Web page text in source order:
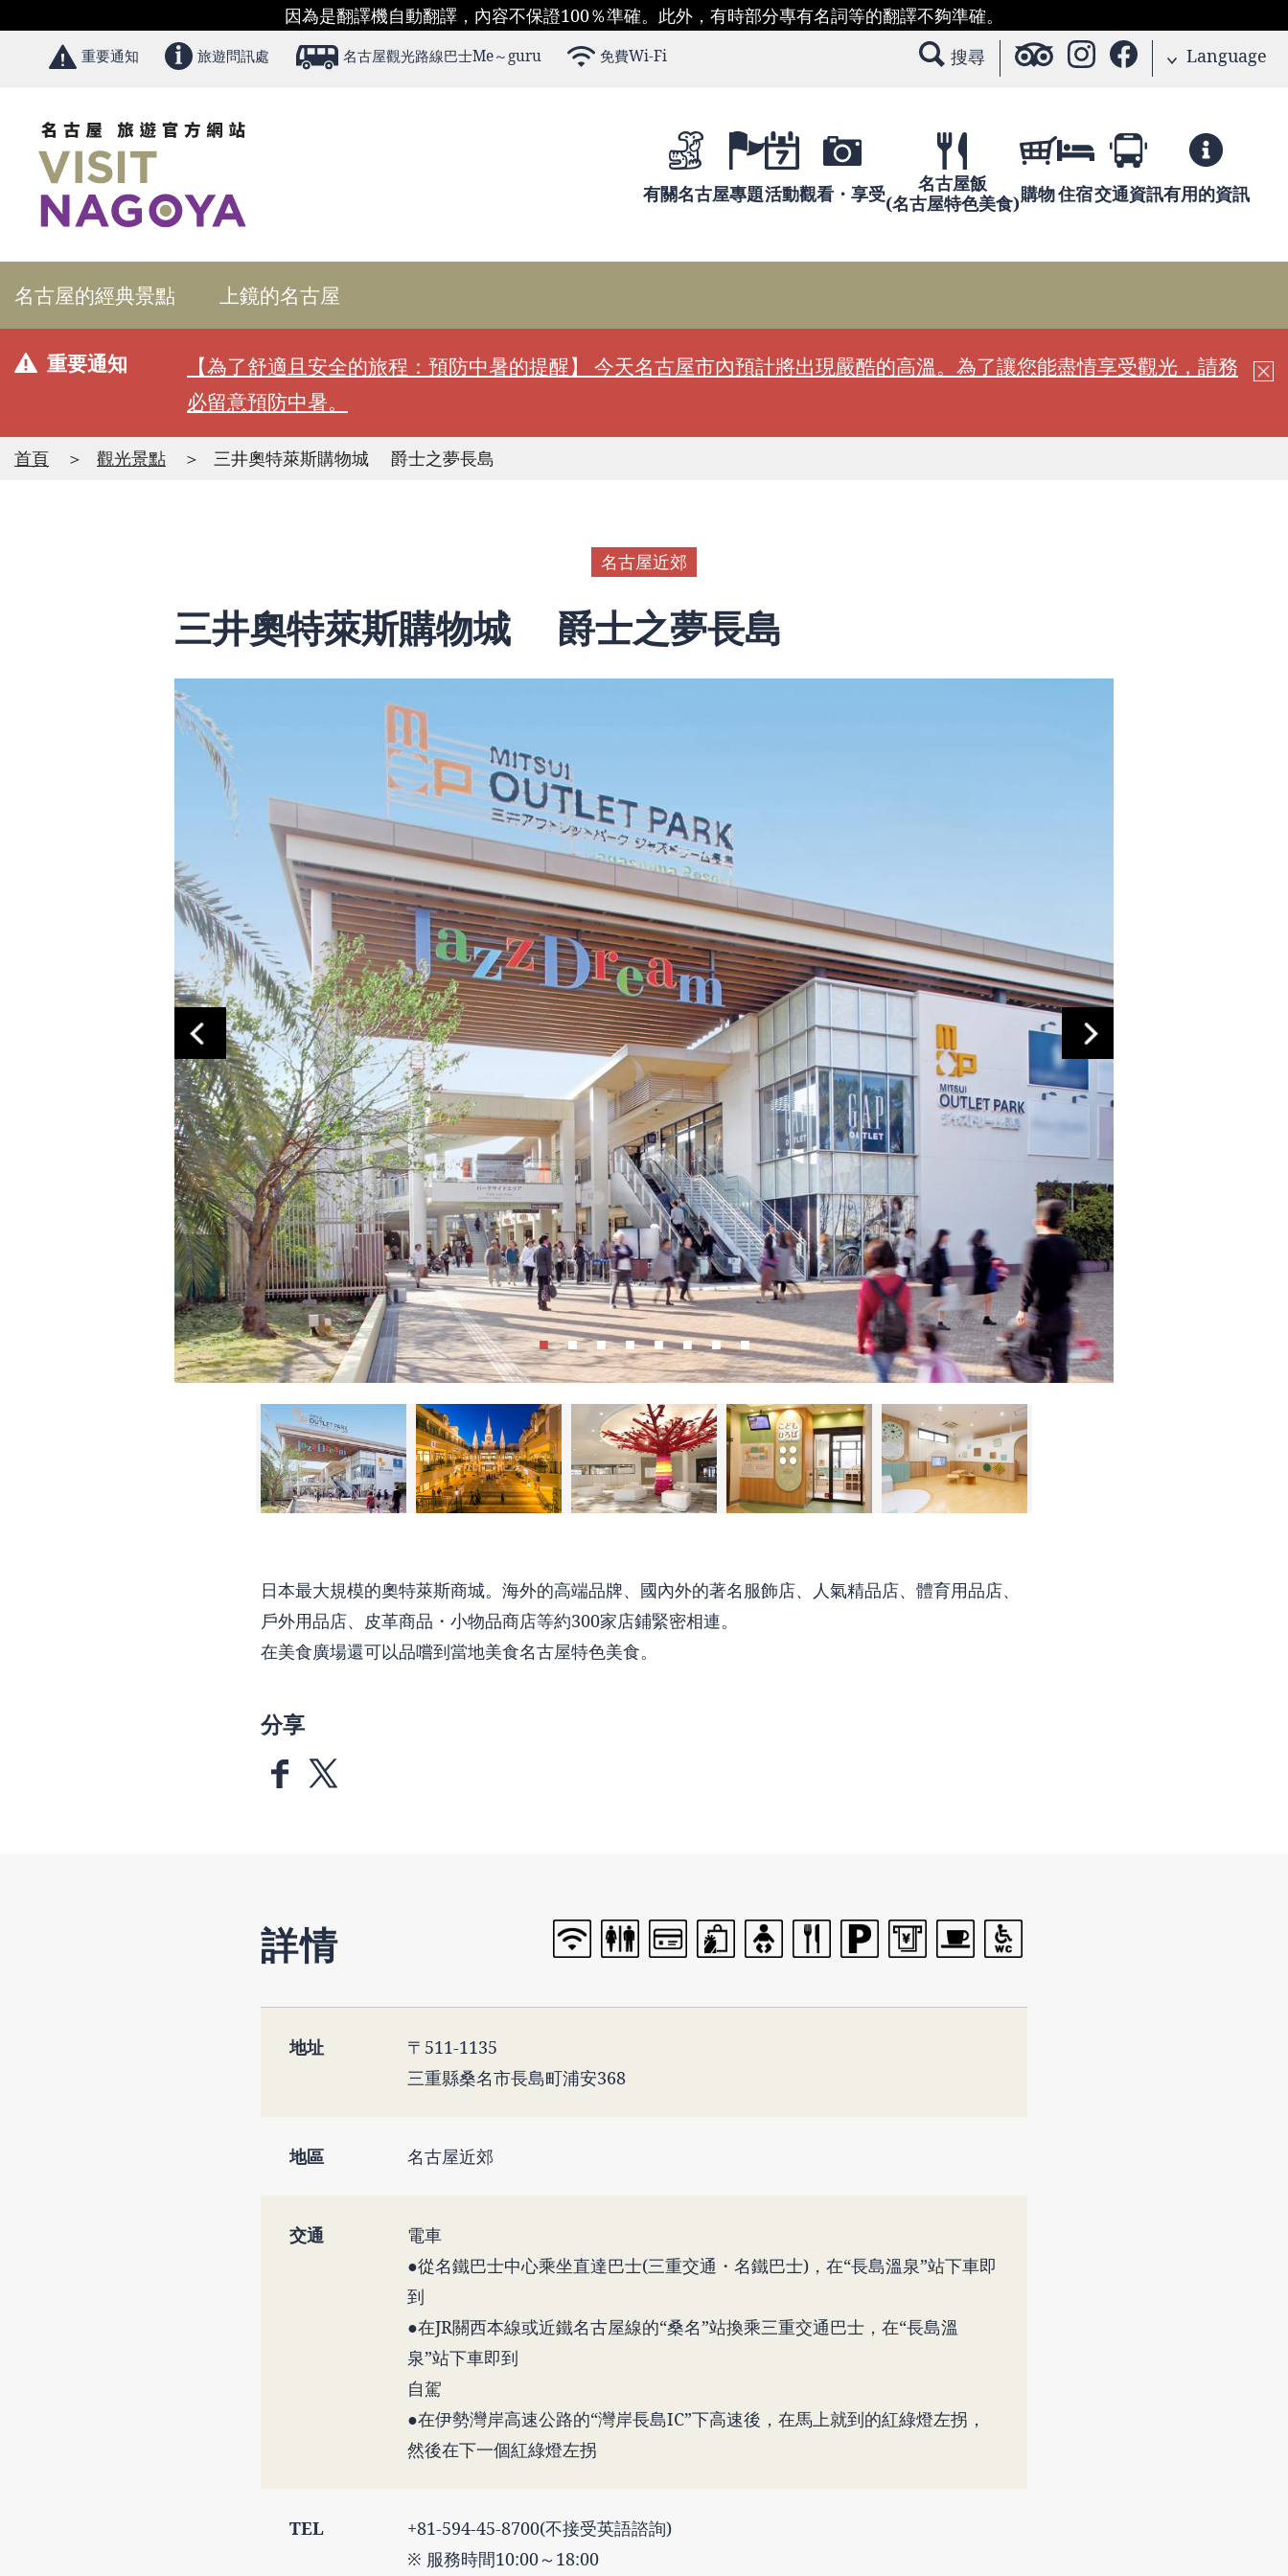
因為是翻譯機自動翻譯，內容不保證100％準確。此外，有時部分專有名詞等的翻譯不夠準確。
重要通知 旅遊問訊處 名古屋觀光路線巴士Me～guru 免費Wi-Fi 搜尋 Language
有關名古屋專題活動觀看・享受
名古屋飯
(名古屋特色美食)購物住宿交通資訊有用的資訊
名古屋的經典景點 上鏡的名古屋
重要通知
【為了舒適且安全的旅程：預防中暑的提醒】 今天名古屋市內預計將出現嚴酷的高溫。為了讓您能盡情享受觀光，請務
必留意預防中暑。
首頁 觀光景點 三井奧特萊斯購物城 爵士之夢長島
名古屋近郊
三井奧特萊斯購物城 爵士之夢長島
日本最大規模的奧特萊斯商城。海外的高端品牌、國內外的著名服飾店、人氣精品店、體育用品店、
戶外用品店、皮革商品・小物品商店等約300家店鋪緊密相連。
在美食廣場還可以品嚐到當地美食名古屋特色美食。
分享
詳情
地址
〒511-1135
三重縣桑名市長島町浦安368
地區 名古屋近郊
交通
電車
●從名鐵巴士中心乘坐直達巴士(三重交通・名鐵巴士)，在“長島溫泉”站下車即
到
●在JR關西本線或近鐵名古屋線的“桑名”站換乘三重交通巴士，在“長島溫
泉”站下車即到
自駕
●在伊勢灣岸高速公路的“灣岸長島IC”下高速後，在馬上就到的紅綠燈左拐，
然後在下一個紅綠燈左拐
TEL
+81-594-45-8700(不接受英語諮詢)
※ 服務時間10:00～18:00